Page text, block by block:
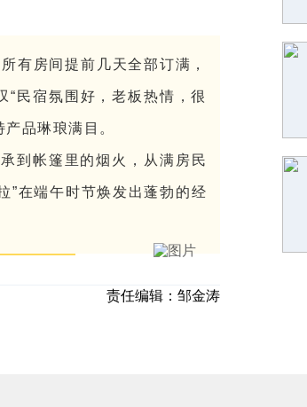
有房间提前几天全部订满，
民宿氛围好，老板热情，很
品琳琅满目。
到帐篷里的烟火，从满房民
”在端午时节焕发出蓬勃的经
责任编辑： 邹金涛